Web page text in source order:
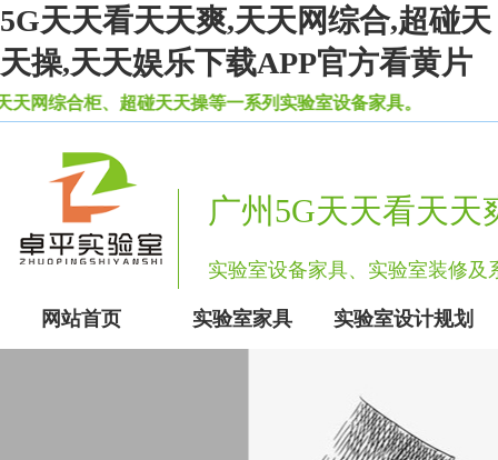
5G天天看天天爽,天天网综合,超碰天
天操,天天娱乐下载APP官方看黄片
综合柜、超碰天天操等一系列实验室设备家具。
广州5G天天看天
实验室设备家具、实验室装修
网站首页 实验室家具 实验室设计规划